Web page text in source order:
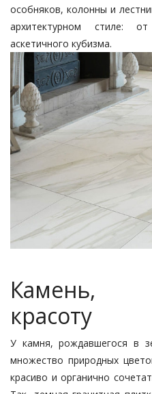
особняков, колонны и
архитектурном стиле:
аскетичного кубизма.
Камень,
красоту
У камня, рождавшегося в
множество природных
красиво и органично